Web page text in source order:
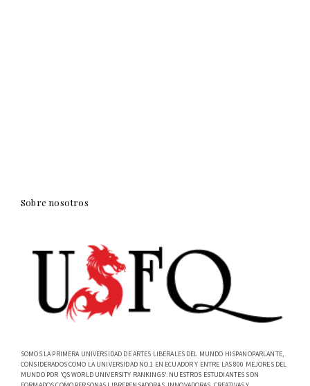
Sobre nosotros
SOMOS LA PRIMERA UNIVERSIDAD DE ARTES LIBERALES DEL MUNDO HISPANOPARLANTE,
CONSIDERADOS COMO LA UNIVERSIDAD NO.1 EN ECUADOR Y ENTRE LAS 800 MEJORES DEL
MUNDO POR 'QS WORLD UNIVERSITY RANKINGS'. NUESTROS ESTUDIANTES SON